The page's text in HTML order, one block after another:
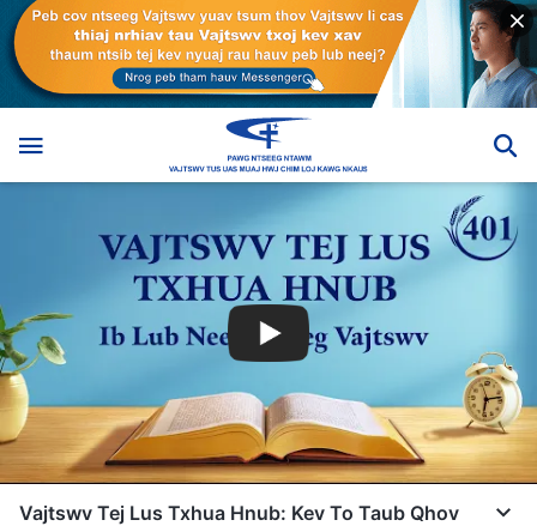
Vajtswv Tej Lus Txhua Hnub: Kev To Taub Qhov